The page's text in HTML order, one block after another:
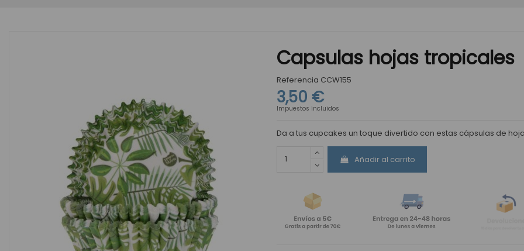
Capsulas hojas tropicales
Referencia CCW155
3,50 €
Impuestos incluidos
Da a tus cupcakes un toque divertido con estas cápsulas de
Añadir al carrito